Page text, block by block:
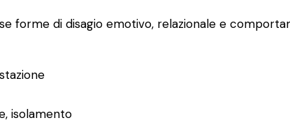
forme di disagio emotivo, relazionale e
isolamento